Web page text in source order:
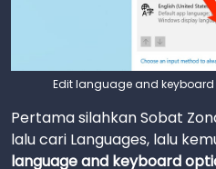
Edit language and keyboard
Pertama silahkan Sobat
lalu cari Languages, lalu
language and keyboard